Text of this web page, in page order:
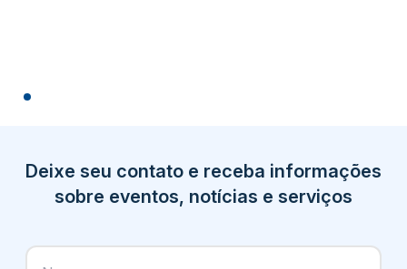
Deixe seu contato e receba informações
sobre eventos, notícias e serviços